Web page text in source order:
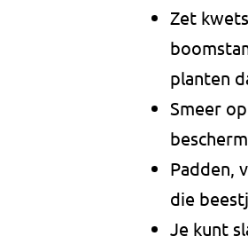
Zet
planten
Smeer
Padden,
die
Je kunt